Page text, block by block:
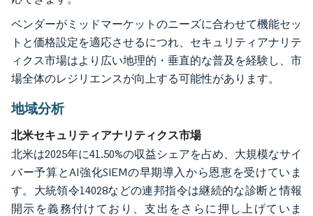
ベンダーがミッドマーケットのニーズに合わせて機能セッ
トと価格設定を適応させるにつれ、セキュリティアナリテ
ィクス市場はより広い地理的・垂直的な普及を経験し、市
場全体のレジリエンスが向上する可能性があります。
地域分析
北米セキュリティアナリティクス市場
北米は2025年に41.50%の収益シェアを占め、大規模なサイ
バー予算とAI強化SIEMの早期導入から恩恵を受けていま
す。大統領令14028などの連邦指令は継続的な診断と情報
開示を義務付けており、支出をさらに押し上げていま